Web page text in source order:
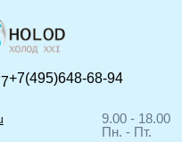
+7(495)648-68-94
9.00 - 18.00
Пн. - Пт.